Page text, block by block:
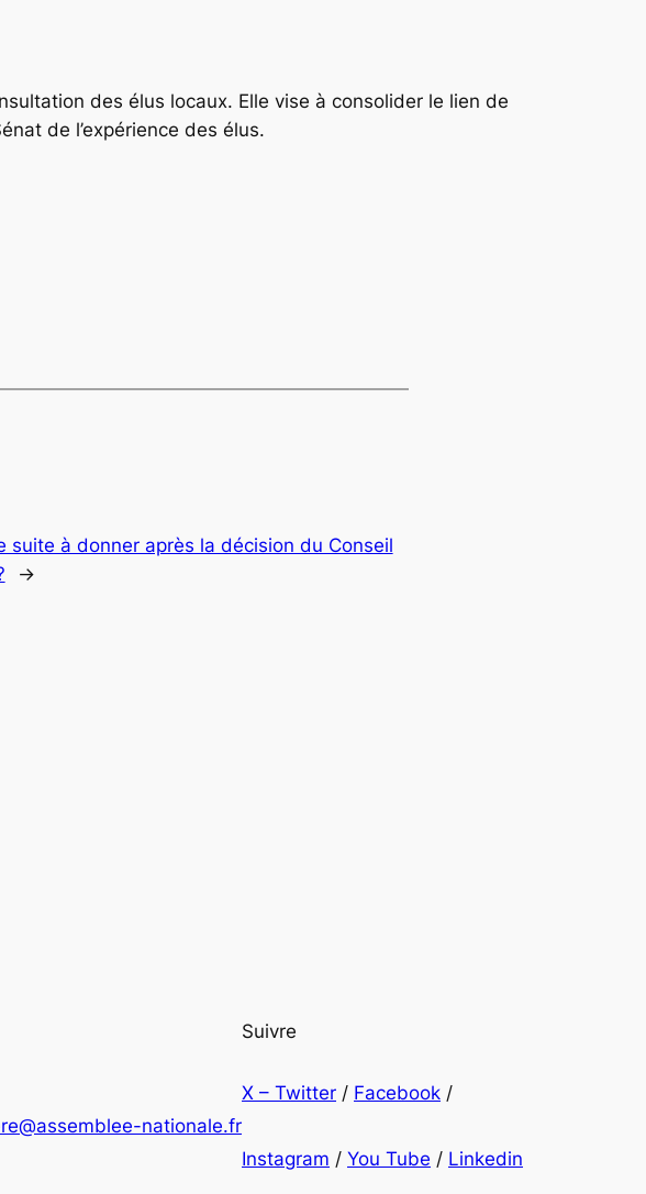
des élus locaux. Elle vise à consolider le lien de
de l’expérience des élus.
suite à donner après la décision du Conseil
→
nationale.fr
Suivre
X – Twitter / Facebook /
Instagram / You Tube / Linkedin